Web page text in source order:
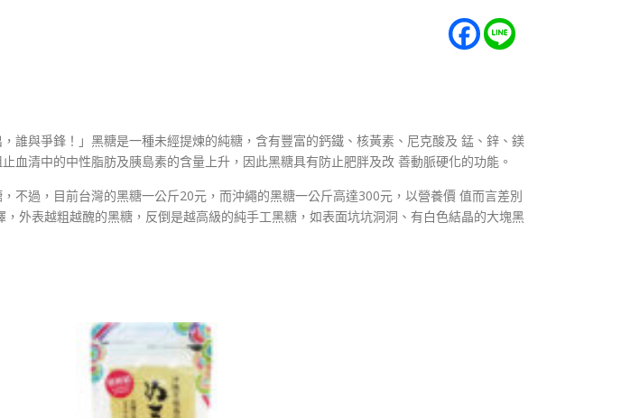
誰與爭鋒！」黑糖是一種未經提煉的純糖，含有豐富的鈣鐵、核黃素、尼克酸及 錳、鋅、鎂
清中的中性脂肪及胰島素的含量上升，因此黑糖具有防止肥胖及改 善動脈硬化的功能。
不過，目前台灣的黑糖一公斤20元，而沖繩的黑糖一公斤高達300元，以營養價 值而言差別
外表越粗越醜的黑糖，反倒是越高級的純手工黑糖，如表面坑坑洞洞、有白色結晶的大塊黑